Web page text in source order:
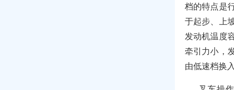
档的特点是
于起步、上
发动机温度
牵引力小，
由低速档换